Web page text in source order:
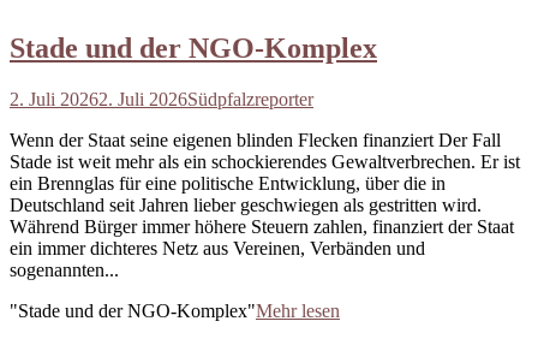
Stade und der NGO-Komplex
2. Juli 20262. Juli 2026Südpfalzreporter
Wenn der Staat seine eigenen blinden Flecken finanziert Der Fall
Stade ist weit mehr als ein schockierendes Gewaltverbrechen. Er ist
ein Brennglas für eine politische Entwicklung, über die in
Deutschland seit Jahren lieber geschwiegen als gestritten wird.
Während Bürger immer höhere Steuern zahlen, finanziert der Staat
ein immer dichteres Netz aus Vereinen, Verbänden und
sogenannten...
"Stade und der NGO-Komplex"Mehr lesen